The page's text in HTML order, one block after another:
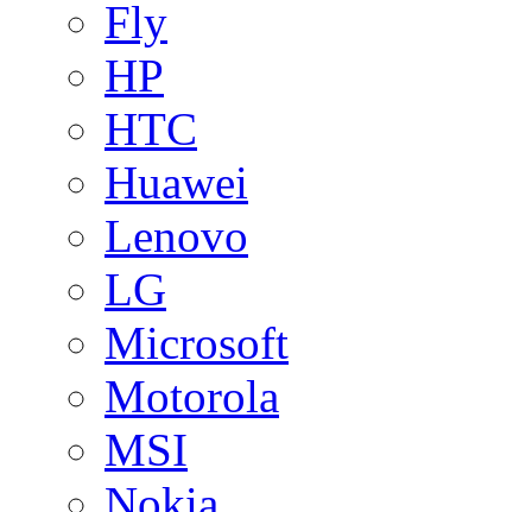
Fly
HP
HTC
Huawei
Lenovo
LG
Microsoft
Motorola
MSI